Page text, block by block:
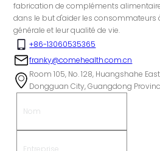
fabrication de compléments
dans le but d'aider les consommateurs
générale et leur qualité de vie.
+86-13060535365
franky@comehealth.com.cn
Room 105, No. 128, Huangshahe
Dongguan City, Guangdong